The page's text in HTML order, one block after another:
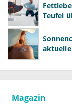
Teufel
Magazin